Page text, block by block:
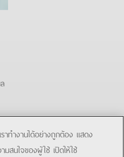
ราทำงานได้อย่างถูกต้อง แสดง
มสนใจของผู้ใช้ เปิดให้ใช้